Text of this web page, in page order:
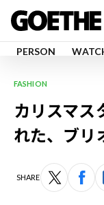
PERSON
FASHION
カリスマス
れた、ブリ
SHARE